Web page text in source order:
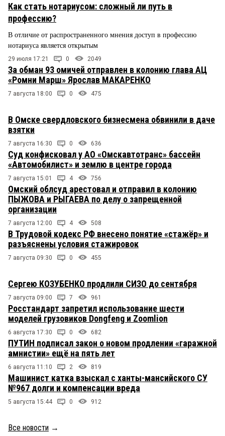
Как стать нотариусом: сложный ли путь в
профессию?
В отличие от распространенного мнения доступ в профессию
нотариуса является открытым
29 июля 17:21 0 2049
За обман 93 омичей отправлен в колонию глава АЦ
«Ромни Марш» Ярослав МАКАРЕНКО
7 августа 18:00 0 475
В Омске свердловского бизнесмена обвинили в даче
взятки
7 августа 16:30 0 636
Суд конфисковал у АО «Омскавтотранс» бассейн
«Автомобилист» и землю в центре города
7 августа 15:01 4 756
Омский облсуд арестовал и отправил в колонию
ПЫЖОВА и РЫГАЕВА по делу о запрещенной
организации
7 августа 12:00 4 508
В Трудовой кодекс РФ внесено понятие «стажёр» и
разъяснены условия стажировок
7 августа 09:30 0 455
Сергею КОЗУБЕНКО продлили СИЗО до сентября
7 августа 09:00 7 961
Росстандарт запретил использование шести
моделей грузовиков Dongfeng и Zoomlion
6 августа 17:30 0 682
ПУТИН подписал закон о новом продлении «гаражной
амнистии» ещё на пять лет
6 августа 11:10 2 819
Машинист катка взыскал с ханты-мансийского СУ
№967 долги и компенсации вреда
5 августа 15:44 0 912
Все новости →